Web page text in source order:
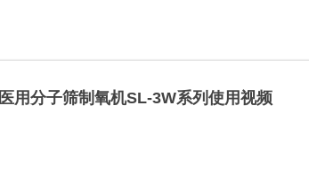
医用分子筛制氧机SL-3W系列使用视频